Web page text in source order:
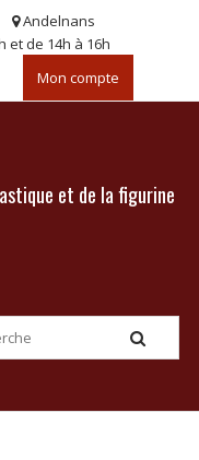
Andelnans
et de 14h à 16h
Mon compte
et de la figurine